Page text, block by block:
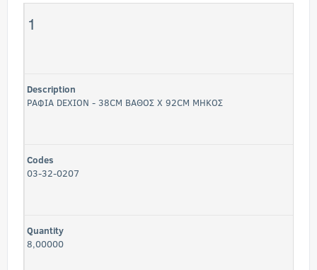
1
Description
ΡΑΦΙΑ DEXION - 38CM ΒΑΘΟΣ Χ 92CM ΜΗΚΟΣ
Codes
03-32-0207
Quantity
8,00000